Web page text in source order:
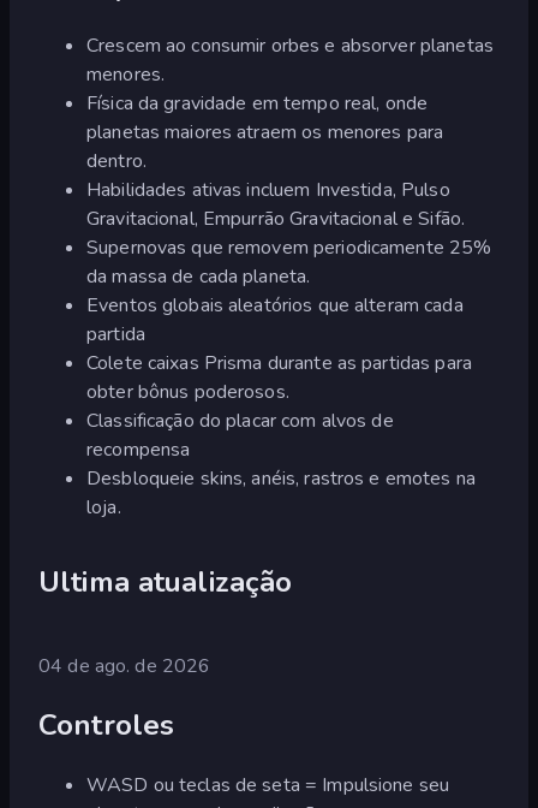
Crescem ao consumir orbes e absorver planetas
menores.
Física da gravidade em tempo real, onde
planetas maiores atraem os menores para
dentro.
Habilidades ativas incluem Investida, Pulso
Gravitacional, Empurrão Gravitacional e Sifão.
Supernovas que removem periodicamente 25%
da massa de cada planeta.
Eventos globais aleatórios que alteram cada
partida
Colete caixas Prisma durante as partidas para
obter bônus poderosos.
Classificação do placar com alvos de
recompensa
Desbloqueie skins, anéis, rastros e emotes na
loja.
Ultima atualização
04 de ago. de 2026
Controles
WASD ou teclas de seta = Impulsione seu